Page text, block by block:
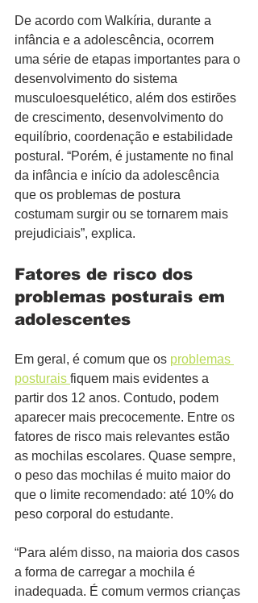
De acordo com Walkíria, durante a
infância e a adolescência, ocorrem
uma série de etapas importantes para o
desenvolvimento do sistema
musculoesquelético, além dos estirões
de crescimento, desenvolvimento do
equilíbrio, coordenação e estabilidade
postural. “Porém, é justamente no final
da infância e início da adolescência
que os problemas de postura
costumam surgir ou se tornarem mais
prejudiciais”, explica.
Fatores de risco dos
problemas posturais em
adolescentes
Em geral, é comum que os problemas
posturais fiquem mais evidentes a
partir dos 12 anos. Contudo, podem
aparecer mais precocemente. Entre os
fatores de risco mais relevantes estão
as mochilas escolares. Quase sempre,
o peso das mochilas é muito maior do
que o limite recomendado: até 10% do
peso corporal do estudante.
“Para além disso, na maioria dos casos
a forma de carregar a mochila é
inadequada. É comum vermos crianças